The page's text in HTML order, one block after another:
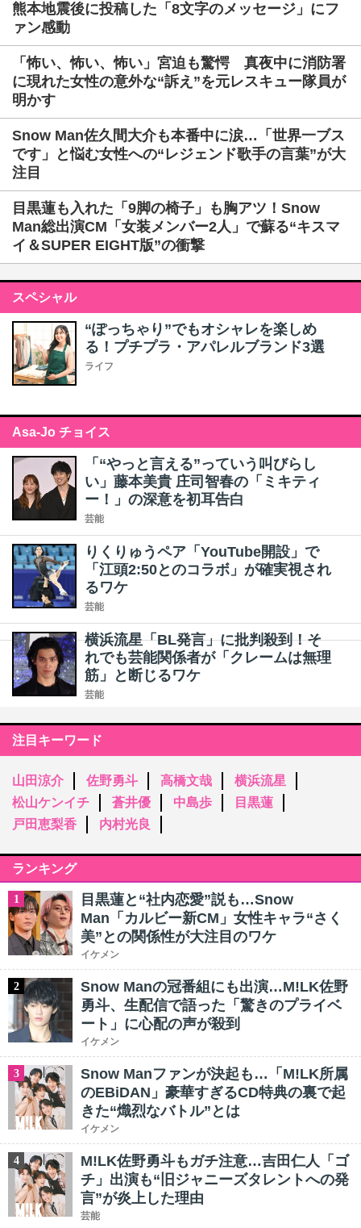
熊本地震後に投稿した「8文字のメッセージ」にフ
ァン感動
「怖い、怖い、怖い」宮迫も驚愕 真夜中に消防署
に現れた女性の意外な“訴え”を元レスキュー隊員が
明かす
Snow Man佐久間大介も本番中に涙…「世界一ブス
です」と悩む女性への“レジェンド歌手の言葉”が大
注目
目黒蓮も入れた「9脚の椅子」も胸アツ！Snow
Man総出演CM「女装メンバー2人」で蘇る“キスマ
イ＆SUPER EIGHT版”の衝撃
スペシャル
“ぽっちゃり”でもオシャレを楽しめ
る！プチプラ・アパレルブランド3選
ライフ
Asa-Jo チョイス
「“やっと言える”っていう叫びらし
い」藤本美貴 庄司智春の「ミキティ
ー！」の深意を初耳告白
芸能
りくりゅうペア「YouTube開設」で
「江頭2:50とのコラボ」が確実視され
るワケ
芸能
横浜流星「BL発言」に批判殺到！そ
れでも芸能関係者が「クレームは無理
筋」と断じるワケ
芸能
注目キーワード
山田涼介 佐野勇斗 高橋文哉
横浜流星
松山ケンイチ
蒼井優 中島歩
目黒蓮
戸田恵梨香
内村光良
ランキング
1
目黒蓮と“社内恋愛”説も…Snow
Man「カルビー新CM」女性キャラ“さく
美”との関係性が大注目のワケ
イケメン
2
Snow Manの冠番組にも出演…M!LK佐野
勇斗、生配信で語った「驚きのプライベ
ート」に心配の声が殺到
イケメン
3
Snow Manファンが決起も…「M!LK所属
のEBiDAN」豪華すぎるCD特典の裏で起
きた“熾烈なバトル”とは
イケメン
4
M!LK佐野勇斗もガチ注意…吉田仁人「ゴ
チ」出演も“旧ジャニーズタレントへの発
言”が炎上した理由
芸能